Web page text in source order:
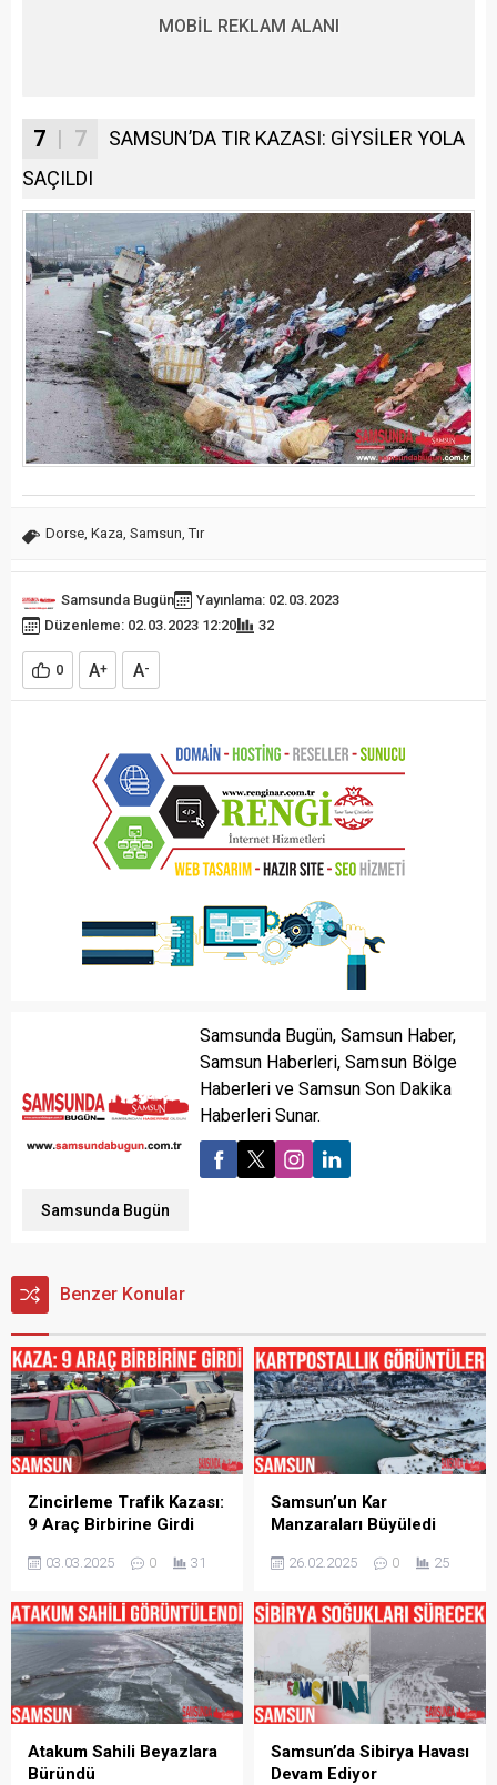
MOBİL REKLAM ALANI
7 | 7
SAMSUN’DA TIR KAZASI: GİYSİLER YOLA
SAÇILDI
Dorse Kaza Samsun ,Tır
Samsunda Bugün
Yayınlama: 02.03.2023
Düzenleme: 02.03.2023 12:20
32
0 A+ A-
Samsunda Bugün
Samsunda Bugün, Samsun Haber,
Samsun Haberleri, Samsun Bölge
Haberleri ve Samsun Son Dakika
Haberleri Sunar.
Benzer Konular
Zincirleme Trafik Kazası:
9 Araç Birbirine Girdi
03.03.2025 0 31
Samsun’un Kar
Manzaraları Büyüledi
26.02.2025 0 25
Atakum Sahili Beyazlara
Büründü
Samsun’da Sibirya Havası
Devam Ediyor